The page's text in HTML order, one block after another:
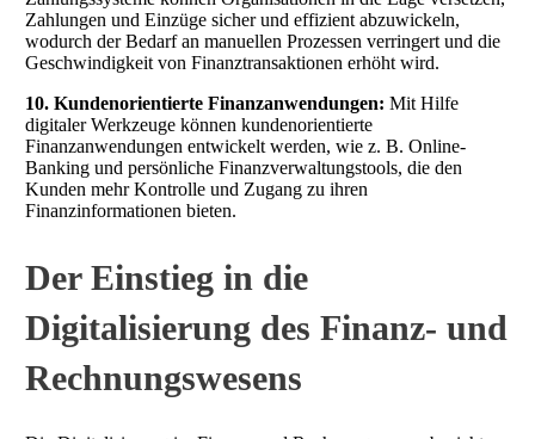
Zahlungen und Einzüge sicher und effizient abzuwickeln,
wodurch der Bedarf an manuellen Prozessen verringert und die
Geschwindigkeit von Finanztransaktionen erhöht wird.
10. Kundenorientierte Finanzanwendungen: Mit Hilfe
digitaler Werkzeuge können kundenorientierte
Finanzanwendungen entwickelt werden, wie z. B. Online-
Banking und persönliche Finanzverwaltungstools, die den
Kunden mehr Kontrolle und Zugang zu ihren
Finanzinformationen bieten.
Der Einstieg in die
Digitalisierung des Finanz- und
Rechnungswesens